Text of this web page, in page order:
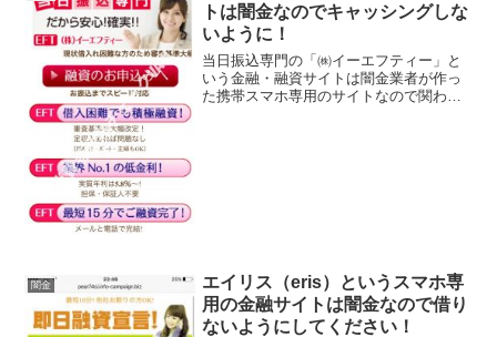
トは闇金なのでキャッシングしな
いように！
当日振込専門の「㈱イーエフティー」と
いう金融・融資サイトは闇金業者が作っ
た携帯スマホ専用のサイトなので関わら
闇金
エイリス（eris）というスマホ専
用の金融サイトは闇金なので借り
ないようにしてください！